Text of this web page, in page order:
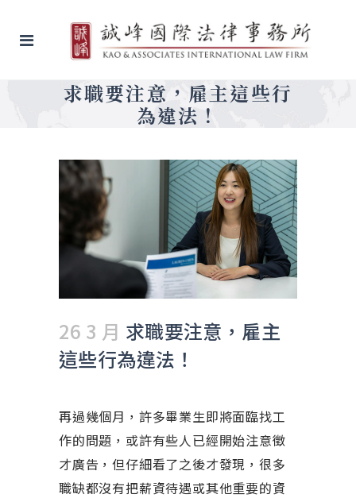
求職要注意，雇主這些行
為違法！
26 3 月 求職要注意，雇主
這些行為違法！
再過幾個月，許多畢業生即將面臨找工
作的問題，或許有些人已經開始注意徵
才廣告，但仔細看了之後才發現，很多
職缺都沒有把薪資待遇或其他重要的資